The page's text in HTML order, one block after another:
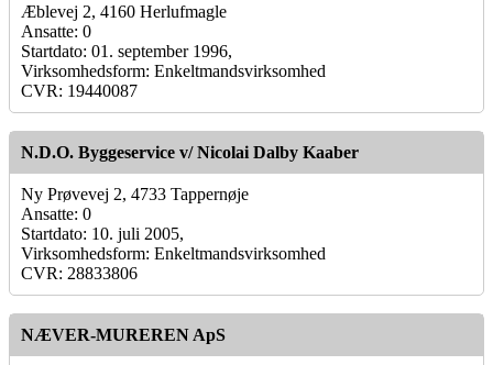
Æblevej 2, 4160 Herlufmagle
Ansatte: 0
Startdato: 01. september 1996,
Virksomhedsform: Enkeltmandsvirksomhed
CVR: 19440087
N.D.O. Byggeservice v/ Nicolai Dalby Kaaber
Ny Prøvevej 2, 4733 Tappernøje
Ansatte: 0
Startdato: 10. juli 2005,
Virksomhedsform: Enkeltmandsvirksomhed
CVR: 28833806
NÆVER-MUREREN ApS